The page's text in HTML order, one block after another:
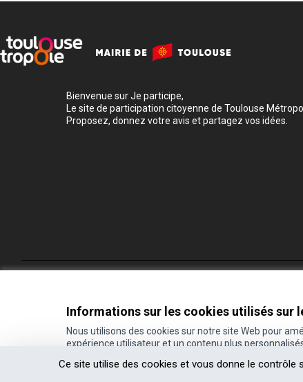
Ce site utilise des cookies et vous donne le contrôle
Informations sur les cookies utilisés sur
Nous utilisons des cookies sur notre site Web pour
expérience utilisateur et un contenu plus
Bienvenue sur Je participe,
Le site de participation citoyenne de Toulouse
Proposez, donnez votre avis et partagez vos idées.
(Lien externe)
Site réalisé grâce aulogiciel libre Decidim
(Lien externe)
.